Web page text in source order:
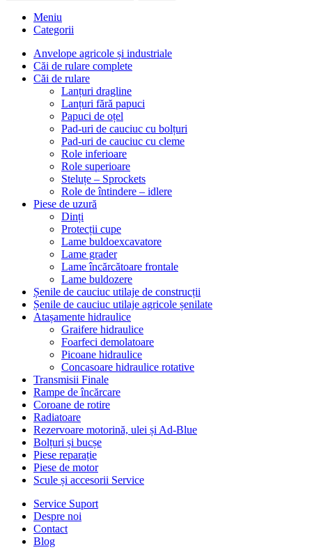
Meniu
Categorii
Anvelope agricole și industriale
Căi de rulare complete
Căi de rulare
Lanțuri dragline
Lanțuri fără papuci
Papuci de oțel
Pad-uri de cauciuc cu bolțuri
Pad-uri de cauciuc cu cleme
Role inferioare
Role superioare
Steluțe – Sprockets
Role de întindere – idlere
Piese de uzură
Dinți
Protecții cupe
Lame buldoexcavatore
Lame grader
Lame încărcătoare frontale
Lame buldozere
Șenile de cauciuc utilaje de construcții
Șenile de cauciuc utilaje agricole șenilate
Atașamente hidraulice
Graifere hidraulice
Foarfeci demolatoare
Picoane hidraulice
Concasoare hidraulice rotative
Transmisii Finale
Rampe de încărcare
Coroane de rotire
Radiatoare
Rezervoare motorină, ulei și Ad-Blue
Bolțuri și bucșe
Piese reparație
Piese de motor
Scule și accesorii Service
Service Suport
Despre noi
Contact
Blog